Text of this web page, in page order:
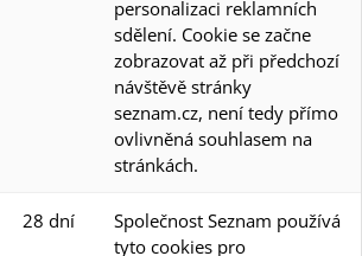
personalizaci reklamních
sdělení. Cookie se začne
zobrazovat až při předchozí
návštěvě stránky
seznam.cz, není tedy přímo
ovlivněná souhlasem na
stránkách.
28 dní
Společnost Seznam používá
tyto cookies pro